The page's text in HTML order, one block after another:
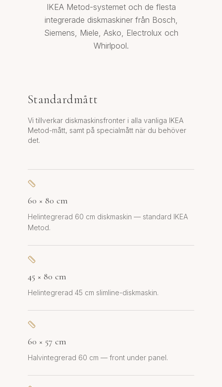
IKEA Metod-systemet och de flesta
integrerade diskmaskiner från Bosch,
Siemens, Miele, Asko, Electrolux och
Whirlpool.
Standardmått
Vi tillverkar diskmaskinsfronter i alla vanliga IKEA
Metod-mått, samt på specialmått när du behöver
det.
60 × 80 cm
Helintegrerad 60 cm diskmaskin — standard IKEA
Metod.
45 × 80 cm
Helintegrerad 45 cm slimline-diskmaskin.
60 × 57 cm
Halvintegrerad 60 cm — front under panel.